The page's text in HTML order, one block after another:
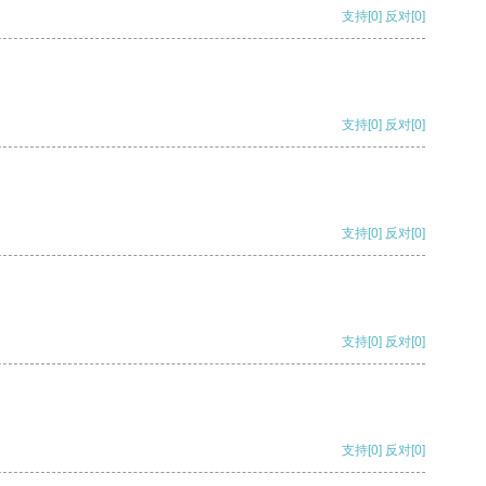
支持[0] 反对[0]
支持[0] 反对[0]
支持[0] 反对[0]
支持[0] 反对[0]
支持[0] 反对[0]